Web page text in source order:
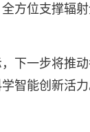
方位支撑辐
下一步将推
智能创新活力